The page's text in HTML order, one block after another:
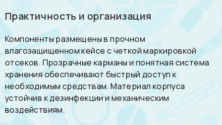
Практичность и организация
Компоненты размещены в прочном
влагозащищенном кейсе с четкой маркировкой
отсеков. Прозрачные карманы и понятная система
хранения обеспечивают быстрый доступ к
необходимым средствам. Материал корпуса
устойчив к дезинфекции и механическим
воздействиям.